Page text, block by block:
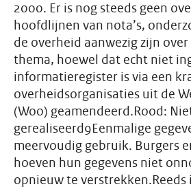
2000. Er is nog steeds geen
hoofdlijnen van nota’s,
de overheid aanwezig zijn over
thema, hoewel dat echt niet
informatieregister is via een
overheidsorganisaties uit de
(Woo) geamendeerd.Rood:
gerealiseerd9Eenmalige
meervoudig gebruik. Burgers
hoeven hun gegevens niet
opnieuw te verstrekken.Reeds